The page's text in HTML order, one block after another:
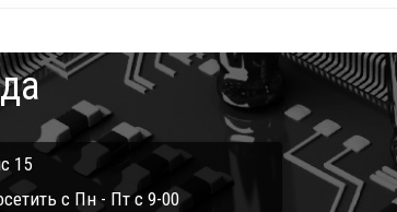
15
с Пн - Пт с 9-00